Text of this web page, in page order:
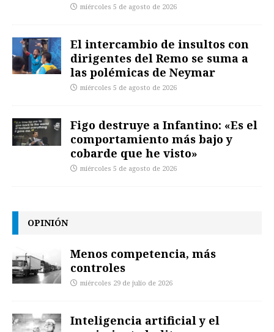
miércoles 5 de agosto de 2026
El intercambio de insultos con
dirigentes del Remo se suma a
las polémicas de Neymar
miércoles 5 de agosto de 2026
Figo destruye a Infantino: «Es el
comportamiento más bajo y
cobarde que he visto»
miércoles 5 de agosto de 2026
OPINIÓN
Menos competencia, más
controles
miércoles 29 de julio de 2026
Inteligencia artificial y el